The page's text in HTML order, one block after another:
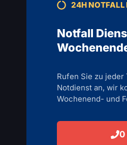
24H NOTFALL
Notfall
Rufen Sie zu
Notdienst an, wir
Wochenend- und
0